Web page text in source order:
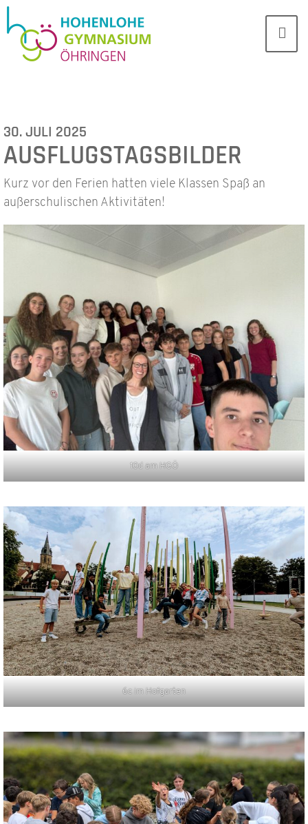
30. JULI 2025
AUSFLUGSTAGSBILDER
Kurz vor den Ferien hatten viele Klassen Spaß an
außerschulischen Aktivitäten!
10d am HGÖ
6c im Hofgarten